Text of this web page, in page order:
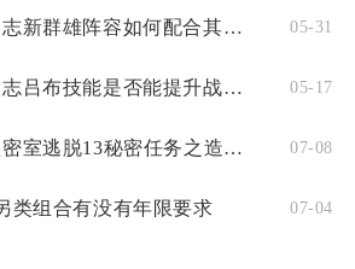
少年三国志新群雄阵容如何配合其他阵容进行联动 05-31
少年三国志吕布技能是否能提升战斗力 05-17
如何解锁密室逃脱13秘密任务之造王者攻略的下一关 07-08
类组合有没有年限要求 07-04